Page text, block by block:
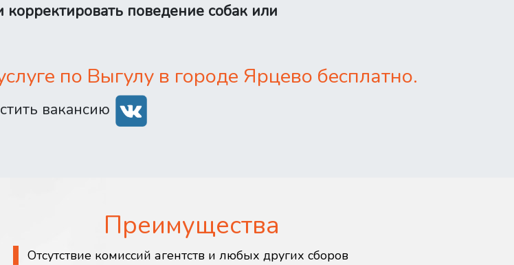
корректировать поведение собак или
по Выгулу в городе Ярцево бесплатно.
вакансию
Преимущества
Отсутствие комиссий агентств и любых других сборов